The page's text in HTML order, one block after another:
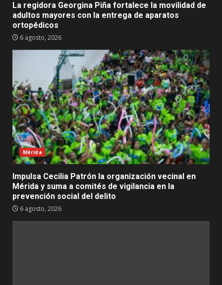
La regidora Georgina Piña fortalece la movilidad de
adultos mayores con la entrega de aparatos
ortopédicos
6 agosto, 2026
Mérida
Impulsa Cecilia Patrón la organización vecinal en
Mérida y suma a comités de vigilancia en la
prevención social del delito
6 agosto, 2026